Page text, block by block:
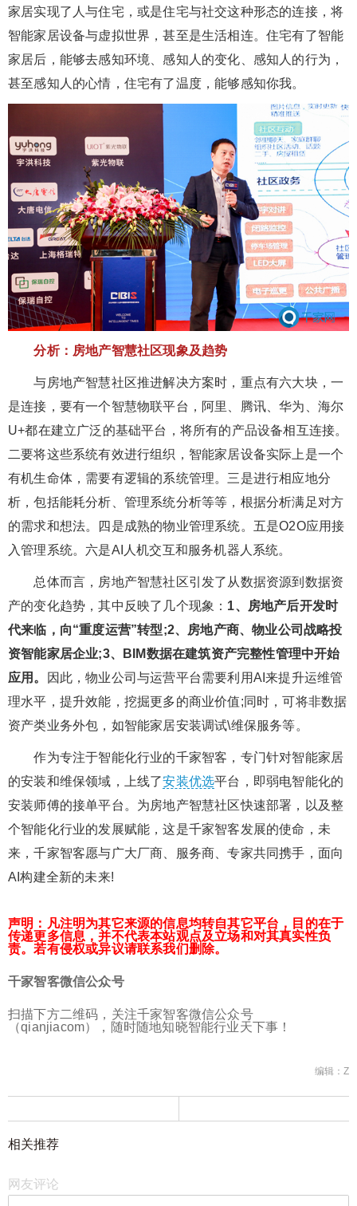
家居实现了人与住宅，或是住宅与社交这种形态的连接，将
智能家居设备与虚拟世界，甚至是生活相连。住宅有了智能
家居后，能够去感知环境、感知人的变化、感知人的行为，
甚至感知人的心情，住宅有了温度，能够感知你我。
分析：房地产智慧社区现象及趋势
与房地产智慧社区推进解决方案时，重点有六大块，一
是连接，要有一个智慧物联平台，阿里、腾讯、华为、海尔
U+都在建立广泛的基础平台，将所有的产品设备相互连接。
二要将这些系统有效进行组织，智能家居设备实际上是一个
有机生命体，需要有逻辑的系统管理。三是进行相应地分
析，包括能耗分析、管理系统分析等等，根据分析满足对方
的需求和想法。四是成熟的物业管理系统。五是O2O应用接
入管理系统。六是AI人机交互和服务机器人系统。
总体而言，房地产智慧社区引发了从数据资源到数据资
产的变化趋势，其中反映了几个现象： 1、房地产后开发时
代来临，向“重度运营”转型;2、房地产商、物业公司战略投
资智能家居企业;3、BIM数据在建筑资产完整性管理中开始
应用。
因此，物业公司与运营平台需要利用AI来提升运维管
理水平，提升效能，挖掘更多的商业价值;同时，可将非数据
资产类业务外包，如智能家居安装调试\维保服务等。
作为专注于智能化行业的千家智客，专门针对智能家居
的安装和维保领域，上线了安装优选平台，即弱电智能化的
安装师傅的接单平台。为房地产智慧社区快速部署，以及整
个智能化行业的发展赋能，这是千家智客发展的使命，未
来，千家智客愿与广大厂商、服务商、专家共同携手，面向
AI构建全新的未来!
声明：凡注明为其它来源的信息均转自其它平台，目的在于
传递更多信息，并不代表本站观点及立场和对其真实性负
责。若有侵权或异议请联系我们删除。
千家智客微信公众号
扫描下方二维码，关注千家智客微信公众号
（qianjiacom），随时随地知晓智能行业天下事！
编辑：Z
相关推荐
网友评论